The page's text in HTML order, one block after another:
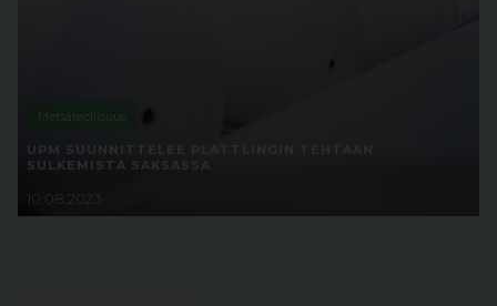
Metsäteollisuus
UPM SUUNNITTELEE PLATTLINGIN TEHTAAN
SULKEMISTA SAKSASSA
10.08.2023